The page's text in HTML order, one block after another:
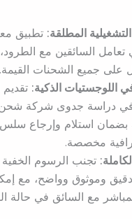
المطلقة:تطبيق
السائقين مع الطرود،
على جميع الشحنات القيمة.
الذكية:تقديم
في دراسة جدوى شركة شحن
بضمان استلام وإرجاع
مخصصة.
تجنب الرسوم الخفية
وموثوق وواضح، مع
مع السائق في حالة